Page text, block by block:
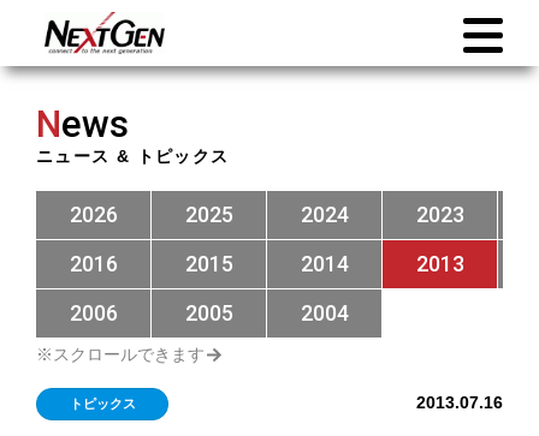
News
ニュース & トピックス
2026 2025 2024 2023
2016
2015 2014 2013
2006
2005 2004
トピックス 2013.07.16